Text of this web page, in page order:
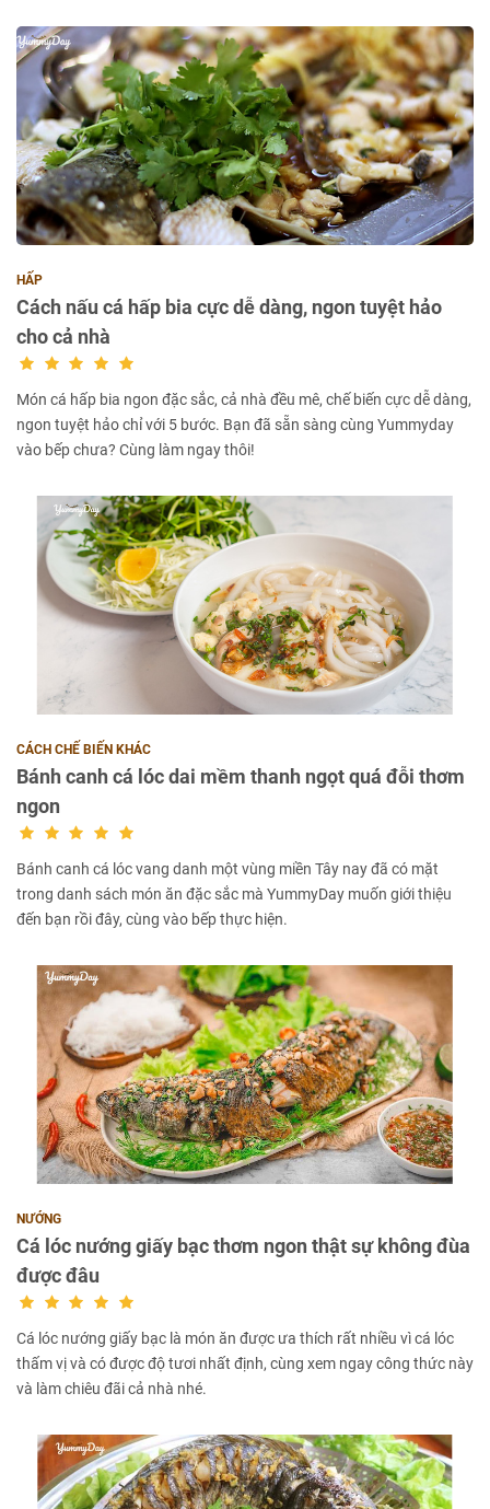
HẤP
Cách nấu cá hấp bia cực dễ dàng, ngon tuyệt hảo
cho cả nhà
Món cá hấp bia ngon đặc sắc, cả nhà đều mê, chế biến cực dễ dàng,
ngon tuyệt hảo chỉ với 5 bước. Bạn đã sẵn sàng cùng Yummyday
vào bếp chưa? Cùng làm ngay thôi!
CÁCH CHẾ BIẾN KHÁC
Bánh canh cá lóc dai mềm thanh ngọt quá đỗi thơm
ngon
Bánh canh cá lóc vang danh một vùng miền Tây nay đã có mặt
trong danh sách món ăn đặc sắc mà YummyDay muốn giới thiệu
đến bạn rồi đây, cùng vào bếp thực hiện.
NƯỚNG
Cá lóc nướng giấy bạc thơm ngon thật sự không đùa
được đâu
Cá lóc nướng giấy bạc là món ăn được ưa thích rất nhiều vì cá lóc
thấm vị và có được độ tươi nhất định, cùng xem ngay công thức này
và làm chiêu đãi cả nhà nhé.